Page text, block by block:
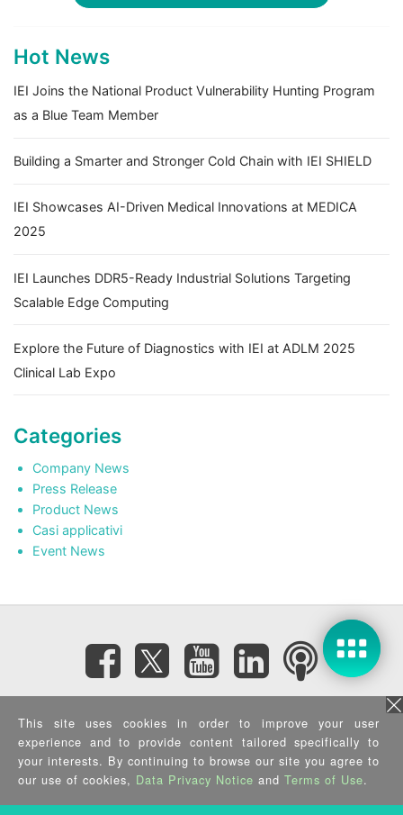
Hot News
IEI Joins the National Product Vulnerability Hunting Program
as a Blue Team Member
Building a Smarter and Stronger Cold Chain with IEI SHIELD
IEI Showcases AI-Driven Medical Innovations at MEDICA
2025
IEI Launches DDR5-Ready Industrial Solutions Targeting
Scalable Edge Computing
Explore the Future of Diagnostics with IEI at ADLM 2025
Clinical Lab Expo
Categories
Company News
Press Release
Product News
Casi applicativi
Event News
Subscribe eNewsletter
Privacy Policy|Security Policy|Terms of Use| Sitemap
Copyright ©2025 IEI Integration Corp. All Rights Reserved.
This site uses cookies in order to improve your user
experience and to provide content tailored specifically to
your interests. By continuing to browse our site you agree to
our use of cookies, Data Privacy Notice and Terms of Use.